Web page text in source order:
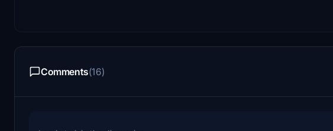
Comments(16)